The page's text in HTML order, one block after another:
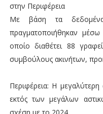
στην Περιφέρεια
Με βάση τα
πραγματοποιήθηκαν
οποίο διαθέτει 88
συμβούλους ακινήτων,
Περιφέρεια: Η μεγαλύτερη
εκτός των μεγάλων